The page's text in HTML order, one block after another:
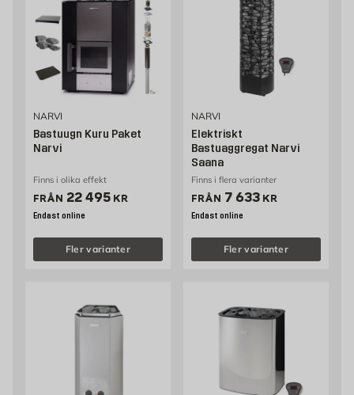
NARVI
Bastuugn Kuru Paket
Narvi
Finns i olika effekt
FRÅN Pris 22495 kr
22 495 KR
Endast online
Fler varianter
NARVI
Elektriskt
Bastuaggregat Narvi
Saana
Finns i flera varianter
FRÅN Pris 7633 kr
7 633 KR
Endast online
Fler varianter